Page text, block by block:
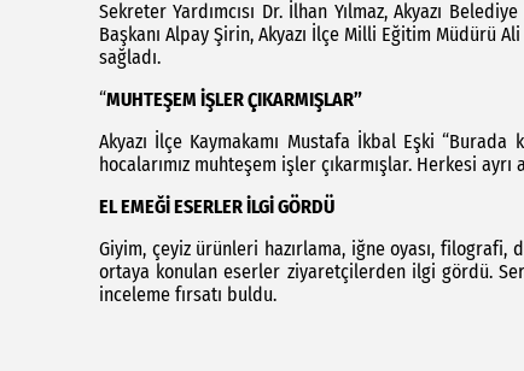
Sekreter Yardımcısı Dr. İlhan Yılmaz, Akyazı
Başkanı Alpay Şirin, Akyazı İlçe Milli Eğitim Müdürü
sağladı.
“MUHTEŞEM İŞLER ÇIKARMIŞLAR”
Akyazı İlçe Kaymakamı Mustafa İkbal Eşki
hocalarımız muhteşem işler çıkarmışlar. Herkesi
EL EMEĞİ ESERLER İLGİ GÖRDÜ
Giyim, çeyiz ürünleri hazırlama, iğne oyası,
ortaya konulan eserler ziyaretçilerden ilgi gördü.
inceleme fırsatı buldu.